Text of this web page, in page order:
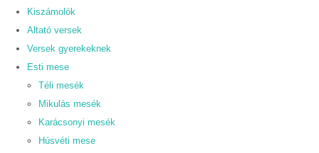
Kiszámolók
Altató versek
Versek gyerekeknek
Esti mese
Téli mesék
Mikulás mesék
Karácsonyi mesék
Húsvéti mese